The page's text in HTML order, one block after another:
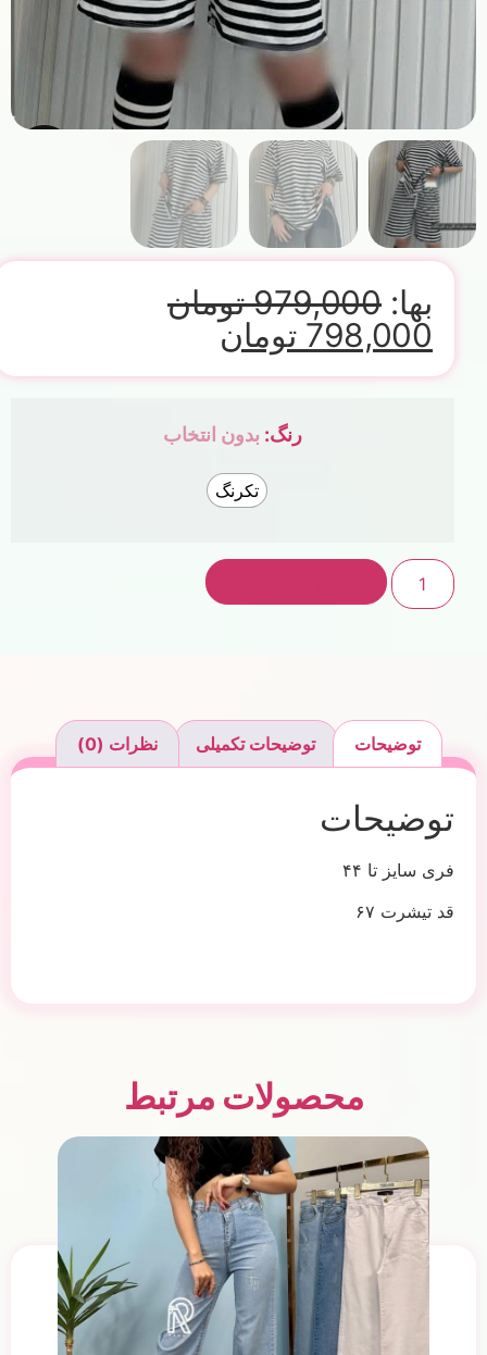
بها: 979,000 تومان
798,000 تومان
رنگ: بدون انتخاب
تکرنگ
توضیحات توضیحات تکمیلی نظرات (0)
توضیحات
فری سایز تا ۴۴
قد تیشرت ۶۷
محصولات مرتبط